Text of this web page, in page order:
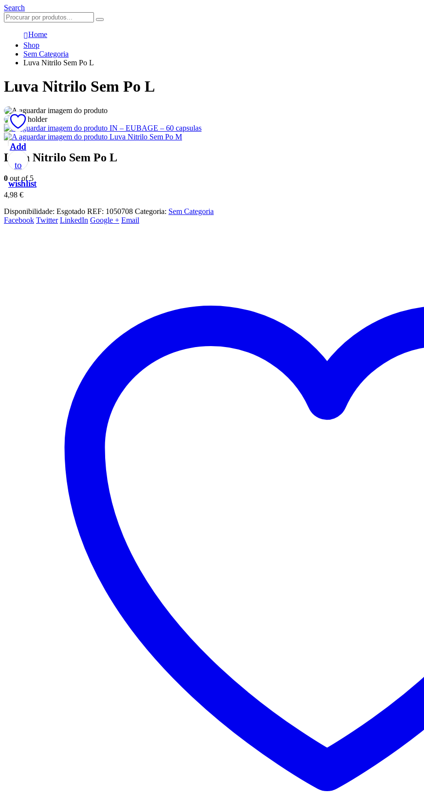
Search
Home
Shop
Sem Categoria
Luva Nitrilo Sem Po L
Luva Nitrilo Sem Po L
IN – EUBAGE – 60 capsulas
Luva Nitrilo Sem Po M
Luva Nitrilo Sem Po L
0 out of 5
4,98 €
Disponibilidade: Esgotado REF: 1050708 Categoria: Sem Categoria
Facebook Twitter LinkedIn Google + Email
Add
to
wishlist
Add
to
wishlist
Add
to
wishlist
Add
to
wishlist
Add
to
wishlist